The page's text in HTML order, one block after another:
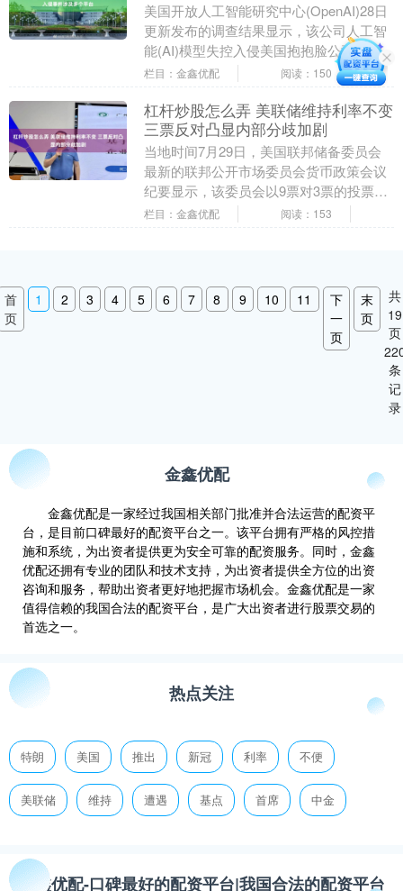
美国开放人工智能研究中心(OpenAI)28日
更新发布的调查结果显示，该公司人工智
能(AI)模型失控入侵美国抱抱脸公司系统
期间，还曾利用网上公开的信息，访问了
栏目：金鑫优配 阅读：150
杠杆炒股怎么弄 美联储维持利率不变
三票反对凸显内部分歧加剧
当地时间7月29日，美国联邦储备委员会
最新的联邦公开市场委员会货币政策会议
纪要显示，该委员会以9票对3票的投票结
果，决定将联邦基金利率目标区间继续维
栏目：金鑫优配 阅读：153
首
页
1 2 3 4 5 6 7 8 9 10 11
下
一
页
末
页
共
19
页
条
记
录
金鑫优配
金鑫优配是一家经过我国相关部门批准并合法运营的配资平
台，是目前口碑最好的配资平台之一。该平台拥有严格的风控措
施和系统，为出资者提供更为安全可靠的配资服务。同时，金鑫
优配还拥有专业的团队和技术支持，为出资者提供全方位的出资
咨询和服务，帮助出资者更好地把握市场机会。金鑫优配是一家
值得信赖的我国合法的配资平台，是广大出资者进行股票交易的
首选之一。
热点关注
特朗 美国 推出 新冠 利率 不便
美联储 维持 遭遇 基点 首席 中金
金鑫优配-口碑最好的配资平台|我国合法的配资平台